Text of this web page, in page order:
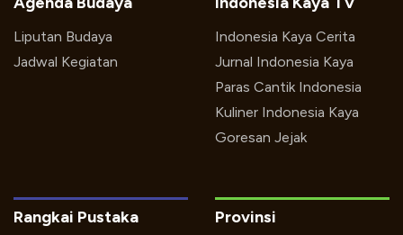
Indonesia Kaya Cerita
Jurnal Indonesia Kaya
Paras Cantik Indonesia
Kuliner Indonesia Kaya
Goresan Jejak
Liputan Budaya
Jadwal Kegiatan
Rangkai Pustaka Provinsi